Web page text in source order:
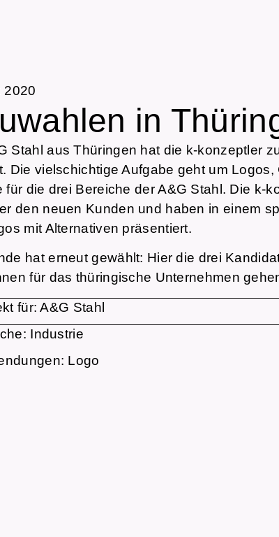
2020
in
Stahl aus Thüringen hat die k-konzeptler
Die vielschichtige Aufgabe geht um Logos,
für die drei Bereiche der A&G Stahl. Die k-
den neuen Kunden und haben in einem
mit Alternativen präsentiert.
hat erneut gewählt: Hier die drei
für das thüringische Unternehmen
für:A&G Stahl
Industrie
Logo